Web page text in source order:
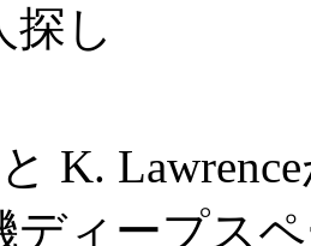
探し
K.
ディープス